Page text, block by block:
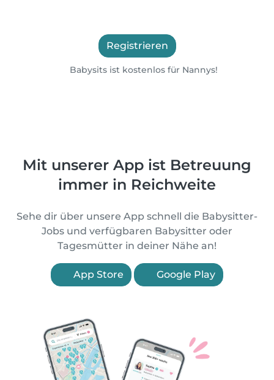
Registrieren
Babysits ist kostenlos für Nannys!
Mit unserer App ist Betreuung
immer in Reichweite
Sehe dir über unsere App schnell die Babysitter-
Jobs und verfügbaren Babysitter oder
Tagesmütter in deiner Nähe an!
App Store Google Play